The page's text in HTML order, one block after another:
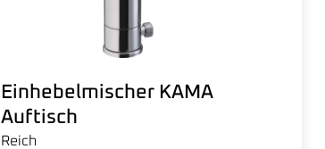
Einhebelmischer KAMA
Auftisch
Reich